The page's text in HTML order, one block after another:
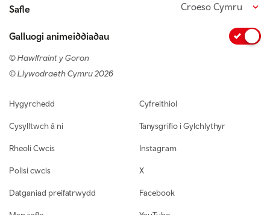
Safle Croeso Cymru
Galluogi animeiddiadau
© Hawlfraint y Goron
© Llywodraeth Cymru 2026
Footer navigation
Hygyrchedd
Cysylltwch â ni
Rheoli Cwcis
Polisi cwcis
Datganiad preifatrwydd
Cyfreithiol
Tanysgrifio i Gylchlythyr
Instagram
X
Facebook